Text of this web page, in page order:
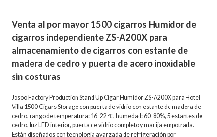
Venta al por mayor 1500 cigarros Humidor de
cigarros independiente ZS-A200X para
almacenamiento de cigarros con estante de
madera de cedro y puerta de acero inoxidable
sin costuras
Josoo Factory Production Stand Up Cigar Humidor ZS-A200X para Hotel
Villa 1500 Cigars Storage con puerta de vidrio con estante de madera de
cedro, rango de temperatura: 16-22 ℃, humedad: 60-80%, 5 estantes de
cedro, luz LED interior, puerta de vidrio completo y manija empotrada.
Están diseñados con tecnología avanzada de refrigeración por